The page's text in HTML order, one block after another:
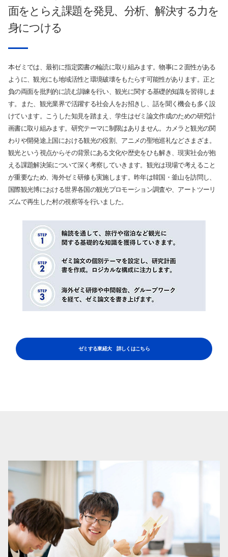
検索する
よく検索されるページ
面をとらえ課題を発見、分析、解決する力を
身につける
本ゼミでは、最初に指定図書の輪読に取り組みます。物事に２面性がある
ように、観光にも地域活性と環境破壊をもたらす可能性があります。正と
負の両面を批判的に読む訓練を行い、観光に関する基礎的知識を習得しま
す。また、観光業界で活躍する社会人をお招きし、話を聞く機会も多く設
けています。こうした知見を踏まえ、学生はゼミ論文作成のための研究計
画書に取り組みます。研究テーマに制限はありません。カメラと観光の関
わりや開発途上国における観光の役割、アニメの聖地巡礼などさまざま。
観光という視点からその背景にある文化や歴史をひも解き、現実社会が抱
える課題解決策について深く考察していきます。観光は現場で考えること
が重要なため、海外ゼミ研修も実施します。昨年は韓国・釜山を訪問し、
国際観光博における世界各国の観光プロモーション調査や、アートツーリ
ズムで再生した村の視察等を行いました。
ゼミする東経大 詳しくはこちら